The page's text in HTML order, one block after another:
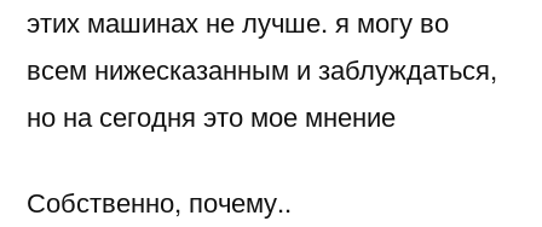
этих машинах не лучше. я могу во
всем нижесказанным и заблуждаться,
но на сегодня это мое мнение
Собственно, почему..